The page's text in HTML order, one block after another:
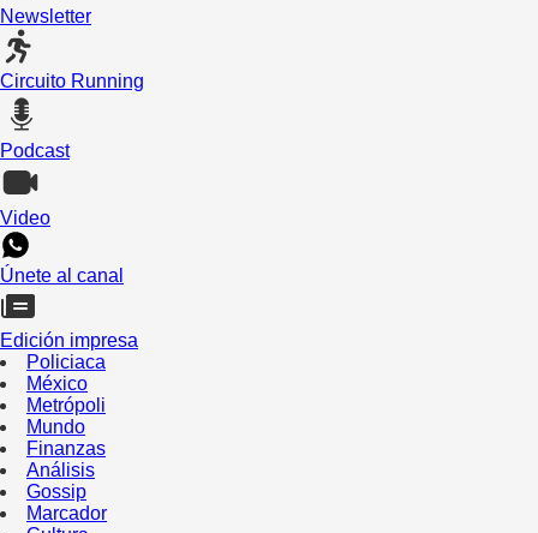
Newsletter
Circuito Running
Podcast
Video
Únete al canal
Edición impresa
Policiaca
México
Metrópoli
Mundo
Finanzas
Análisis
Gossip
Marcador